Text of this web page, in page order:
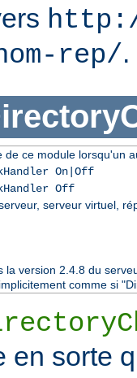
rep/.
de ce module lorsqu'un
On|Off
Off
serveur virtuel,
la version 2.4.8 du
comme si
en sorte